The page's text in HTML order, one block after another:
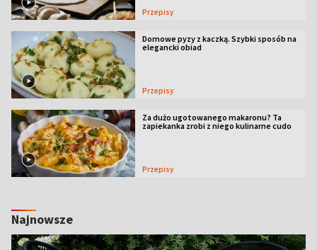
Przepisy
Domowe pyzy z kaczką. Szybki sposób na
elegancki obiad
Przepisy
Za dużo ugotowanego makaronu? Ta
zapiekanka zrobi z niego kulinarne cudo
Przepisy
Najnowsze